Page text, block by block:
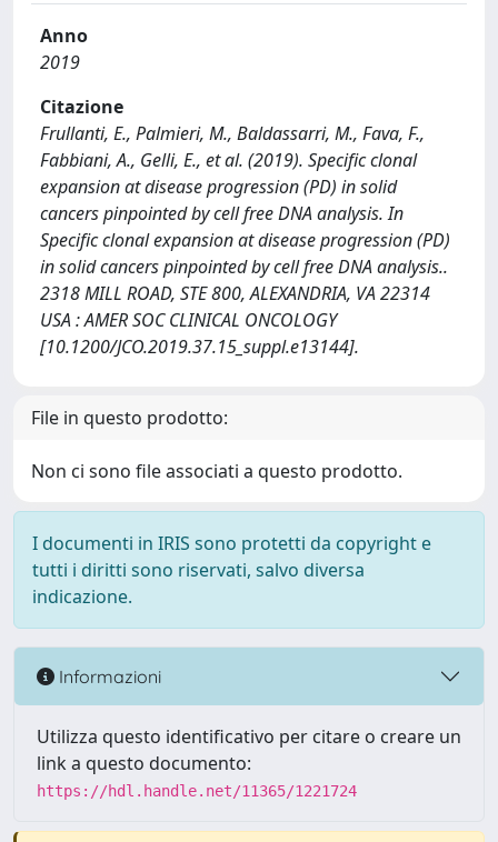
Anno
2019
Citazione
Frullanti, E., Palmieri, M., Baldassarri, M., Fava, F.,
Fabbiani, A., Gelli, E., et al. (2019). Specific clonal
expansion at disease progression (PD) in solid
cancers pinpointed by cell free DNA analysis. In
Specific clonal expansion at disease progression (PD)
in solid cancers pinpointed by cell free DNA analysis..
2318 MILL ROAD, STE 800, ALEXANDRIA, VA 22314
USA : AMER SOC CLINICAL ONCOLOGY
[10.1200/JCO.2019.37.15_suppl.e13144].
File in questo prodotto:
Non ci sono file associati a questo prodotto.
I documenti in IRIS sono protetti da copyright e
tutti i diritti sono riservati, salvo diversa
indicazione.
Informazioni
Utilizza questo identificativo per citare o creare un
link a questo documento:
https://hdl.handle.net/11365/1221724